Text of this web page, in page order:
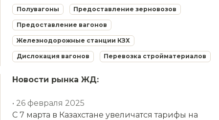
Полувагоны Предоставление зерновозов
Предоставление вагонов
Железнодорожные станции КЗХ
Дислокация вагонов Перевозка стройматериалов
Новости рынка ЖД:
• 26 февраля 2025
С 7 марта в Казахстане увеличатся тарифы на